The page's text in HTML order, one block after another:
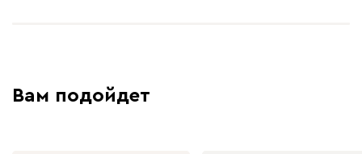
Вам подойдет